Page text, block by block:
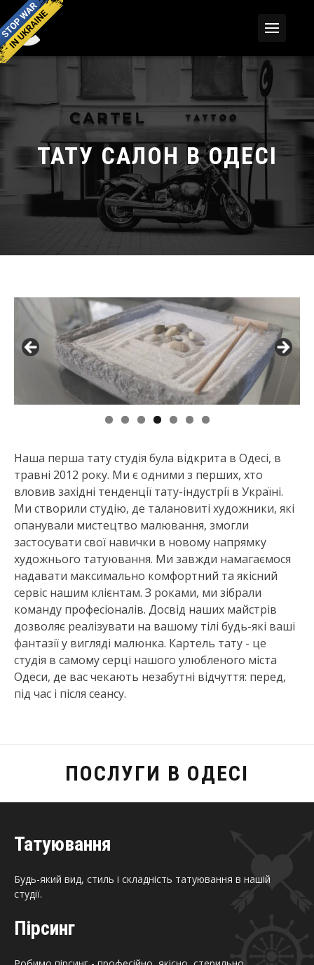
ТАТУ САЛОН В ОДЕСІ
Наша перша тату студія була відкрита в Одесі, в
травні 2012 року. Ми є одними з перших, хто
вловив західні тенденції тату-індустрії в Україні.
Ми створили студію, де талановиті художники, які
опанували мистецтво малювання, змогли
застосувати свої навички в новому напрямку
художнього татуювання. Ми завжди намагаємося
надавати максимально комфортний та якісний
сервіс нашим клієнтам. З роками, ми зібрали
команду професіоналів. Досвід наших майстрів
дозволяє реалізувати на вашому тілі будь-які ваші
фантазії у вигляді малюнка. Картель тату - це
студія в самому серці нашого улюбленого міста
Одеси, де вас чекають незабутні відчуття: перед,
під час і після сеансу.
ПОСЛУГИ В ОДЕСІ
Татуювання
Будь-який вид, стиль і складність татуювання в нашій
студії.
Пірсинг